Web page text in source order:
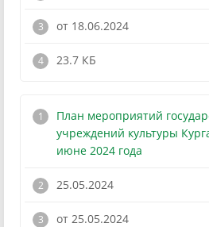
от 18.06.2024
23.7 КБ
План мероприятий
учреждений культуры
июне 2024 года
25.05.2024
от 25.05.2024